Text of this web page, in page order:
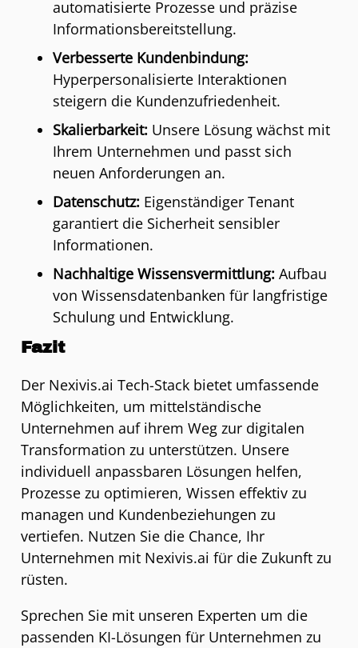
automatisierte Prozesse und präzise
Informationsbereitstellung.
Verbesserte Kundenbindung:
Hyperpersonalisierte Interaktionen
steigern die Kundenzufriedenheit.
Skalierbarkeit: Unsere Lösung wächst mit
Ihrem Unternehmen und passt sich
neuen Anforderungen an.
Datenschutz: Eigenständiger Tenant
garantiert die Sicherheit sensibler
Informationen.
Nachhaltige Wissensvermittlung: Aufbau
von Wissensdatenbanken für langfristige
Schulung und Entwicklung.
Fazit
Der Nexivis.ai Tech-Stack bietet umfassende
Möglichkeiten, um mittelständische
Unternehmen auf ihrem Weg zur digitalen
Transformation zu unterstützen. Unsere
individuell anpassbaren Lösungen helfen,
Prozesse zu optimieren, Wissen effektiv zu
managen und Kundenbeziehungen zu
vertiefen. Nutzen Sie die Chance, Ihr
Unternehmen mit Nexivis.ai für die Zukunft zu
rüsten.
Sprechen Sie mit unseren Experten um die
passenden KI-Lösungen für Unternehmen zu